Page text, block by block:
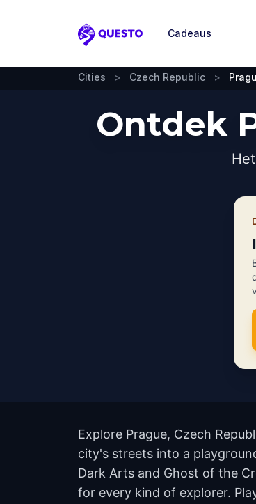
Questo
Cadeaus
Cities > Czech Republic >
Ontdek
Explore Prague, Czech
city's streets into a
Dark Arts and Ghost of the
for every kind of explorer.